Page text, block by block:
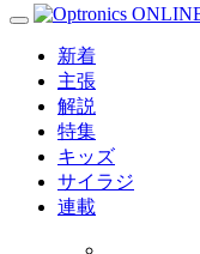
新着
主張
解説
特集
キッズ
サイラジ
連載